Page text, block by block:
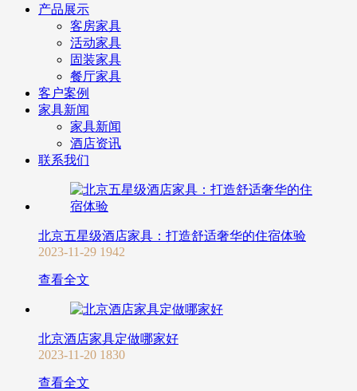
产品展示
客房家具
活动家具
固装家具
餐厅家具
客户案例
家具新闻
家具新闻
酒店资讯
联系我们
北京五星级酒店家具：打造舒适奢华的住宿体验
2023-11-29 1942
查看全文
北京酒店家具定做哪家好
2023-11-20 1830
查看全文